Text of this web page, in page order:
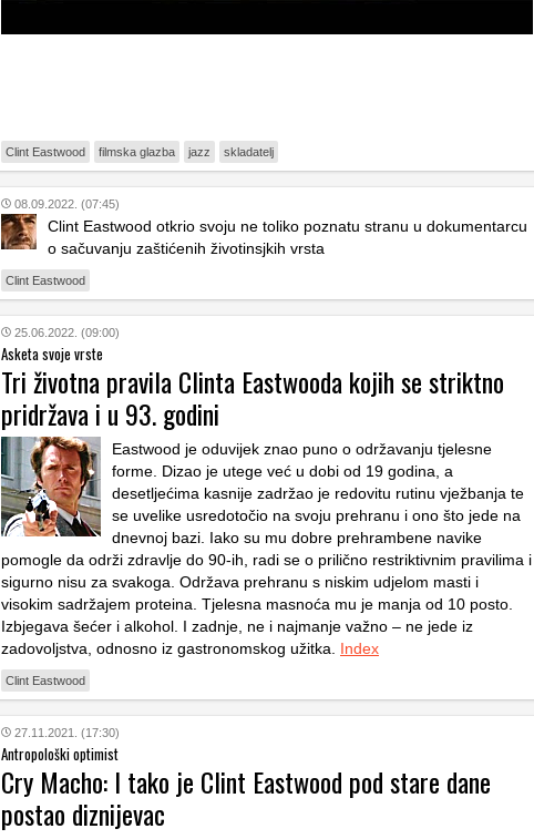
Clint Eastwood filmska glazba jazz skladatelj
08.09.2022. (07:45)
Clint Eastwood otkrio svoju ne toliko poznatu stranu u dokumentarcu
o sačuvanju zaštićenih životinsjkih vrsta
Clint Eastwood
25.06.2022. (09:00)
Asketa svoje vrste
Tri životna pravila Clinta Eastwooda kojih se striktno
pridržava i u 93. godini
Eastwood je oduvijek znao puno o održavanju tjelesne
forme. Dizao je utege već u dobi od 19 godina, a
desetljećima kasnije zadržao je redovitu rutinu vježbanja te
se uvelike usredotočio na svoju prehranu i ono što jede na
dnevnoj bazi. Iako su mu dobre prehrambene navike
pomogle da održi zdravlje do 90-ih, radi se o prilično restriktivnim pravilima i
sigurno nisu za svakoga. Održava prehranu s niskim udjelom masti i
visokim sadržajem proteina. Tjelesna masnoća mu je manja od 10 posto.
Izbjegava šećer i alkohol. I zadnje, ne i najmanje važno – ne jede iz
zadovoljstva, odnosno iz gastronomskog užitka. Index
Clint Eastwood
27.11.2021. (17:30)
Antropološki optimist
Cry Macho: I tako je Clint Eastwood pod stare dane
postao diznijevac